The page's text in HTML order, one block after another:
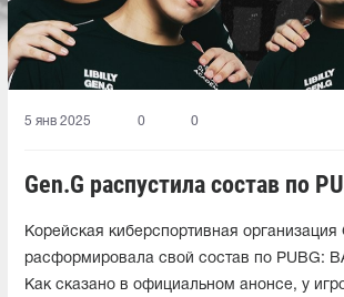
5 янв 2025 0 0
Gen.G распустила состав по
Корейская киберспортивная организация
расформировала свой состав по PUBG:
Как сказано в официальном анонсе, у